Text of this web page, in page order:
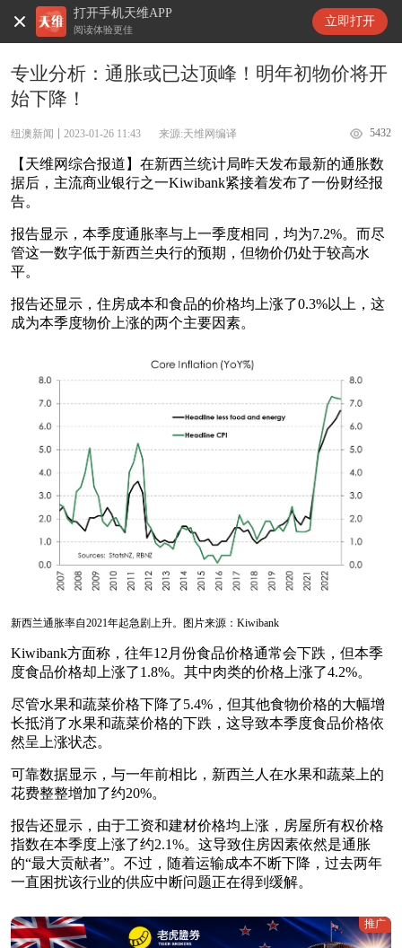
打开手机天维APP
阅读体验更佳
立即打开
天维新闻
专业分析：通胀或已达顶峰！明年初物价将开
始下降！
纽澳新闻 2023-01-26 11:43 来源:天维网编译 5432
【天维网综合报道】在新西兰统计局昨天发布最新的通胀数
据后，主流商业银行之一Kiwibank紧接着发布了一份财经报
告。
报告显示，本季度通胀率与上一季度相同，均为7.2%。而尽
管这一数字低于新西兰央行的预期，但物价仍处于较高水
平。
报告还显示，住房成本和食品的价格均上涨了0.3%以上，这
成为本季度物价上涨的两个主要因素。
新西兰通胀率自2021年起急剧上升。图片来源：Kiwibank
Kiwibank方面称，往年12月份食品价格通常会下跌，但本季
度食品价格却上涨了1.8%。其中肉类的价格上涨了4.2%。
尽管水果和蔬菜价格下降了5.4%，但其他食物价格的大幅增
长抵消了水果和蔬菜价格的下跌，这导致本季度食品价格依
然呈上涨状态。
可靠数据显示，与一年前相比，新西兰人在水果和蔬菜上的
花费整整增加了约20%。
报告还显示，由于工资和建材价格均上涨，房屋所有权价格
指数在本季度上涨了约2.1%。这导致住房因素依然是通胀
的“最大贡献者”。不过，随着运输成本不断下降，过去两年
一直困扰该行业的供应中断问题正在得到缓解。
推广